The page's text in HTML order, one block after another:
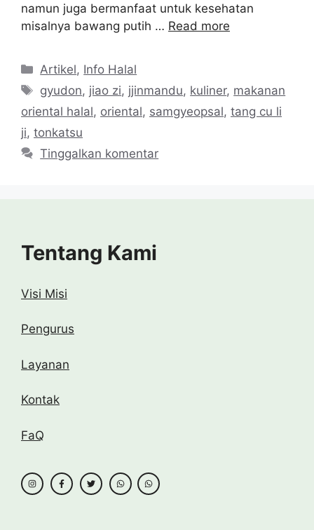
namun juga bermanfaat untuk kesehatan
misalnya bawang putih … Read more
Kategori
Artikel, Info Halal
Tag
gyudon, jiao zi, jjinmandu, kuliner, makanan
oriental halal, oriental, samgyeopsal, tang cu li
ji, tonkatsu
Tinggalkan komentar
Tentang Kami
Visi Misi
Pengurus
Layanan
Kontak
FaQ